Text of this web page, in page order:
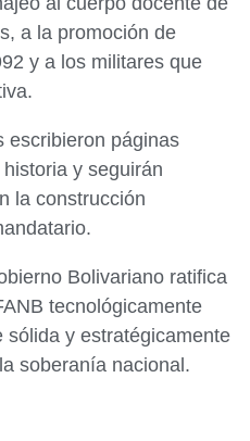
a la promoción de
y a los militares que
escribieron páginas
y seguirán
la construcción
Bolivariano ratifica
tecnológicamente
y estratégicamente
soberanía nacional.